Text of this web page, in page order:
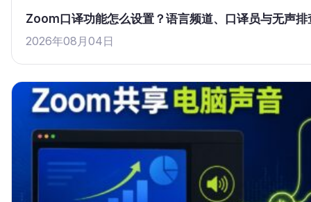
Zoom口译功能怎么设置？语言频道、口译员与无声排
2026年08月04日